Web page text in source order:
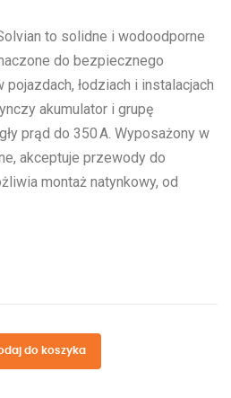
to solidne i wodoodporne
do bezpiecznego
pojazdach, łodziach i instalacjach
akumulator i grupę
prąd do 350 A. Wyposażony w
akceptuje przewody do
montaż natynkowy, od
do koszyka